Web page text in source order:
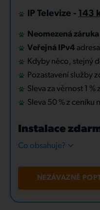
IP Televize - 143
Neomezená záruka
Veřejná IPv4 adresa
Kdyby něco, stejný
Pozastavení služby
Sleva za věrnost 1 %
Sleva 50 % z ceníku
Instalace
Co obsahuje?
NEZÁVAZNĚ